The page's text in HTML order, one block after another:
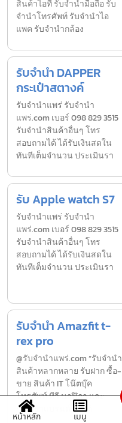
สินค้าไอที รับจำนำมือถือ รับ
จำนำโทรศัพท์ รับจำนำไอ
แพค รับจำนำกล้อง
รับจำนำ DAPPER
กระเป๋าสตางค์
รับจํานำแพร่ รับจํานํา
แพร่.com เบอร์ 098 829 3515
รับจำนำสินค้าอื่นๆ โทร
สอบถามได้ ได้รับเงินสดใน
ทันทีเต็มจำนวน ประเมินรา
รับ Apple watch S7
รับจํานำแพร่ รับจํานํา
แพร่.com เบอร์ 098 829 3515
รับจำนำสินค้าอื่นๆ โทร
สอบถามได้ ได้รับเงินสดใน
ทันทีเต็มจำนวน ประเมินรา
รับจำนำ Amazfit​ t-
rex pro
@รับจำนำแพร่.com “รับจำนำ
สินค้าหลากหลาย รับฝาก ซื้อ-
ขาย สินค้า IT โน๊ตบุ๊ค
โทรศัพท์ ทีวี นาฬิกา และ
กระเป๋าแบรนด์ เป็นต้
หน้าหลัก เมนู